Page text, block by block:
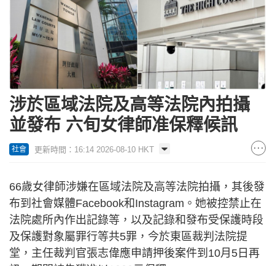
涉於區域法院及高等法院內拍攝
並發布 六旬女律師准保釋候訊
社會 更新時間：16:14 2026-08-10 HKT
66歲女律師涉嫌在區域法院及高等法院拍攝，其後發
布到社會媒體Facebook和Instagram。她被控禁止在
法院處所內作出記錄等，以及記錄和發布受保護時段
及保護對象屬罪行等共5罪，今於東區裁判法院提
堂，主任裁判官張志偉應申請押後案件到10月5日再